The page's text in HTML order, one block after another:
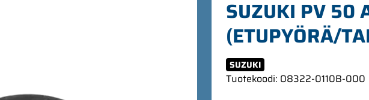
SUZUKI PV 50
(ETUPYÖRÄ/
SUZUKI
Tuotekoodi: 08322-0110B-000